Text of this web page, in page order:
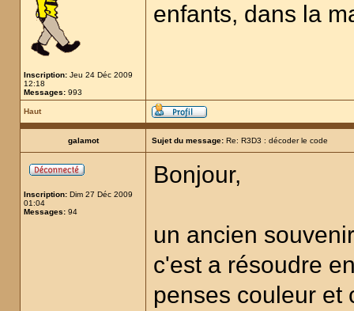
Inscription: Jeu 24 Déc 2009
12:18
Messages: 993
enfants, dans la
Haut
galamot Sujet du message: Re: R3D3 : décoder le code
Inscription: Dim 27 Déc 2009
01:04
Messages: 94
Bonjour,
un ancien
c'est a résoudre
penses couleur et